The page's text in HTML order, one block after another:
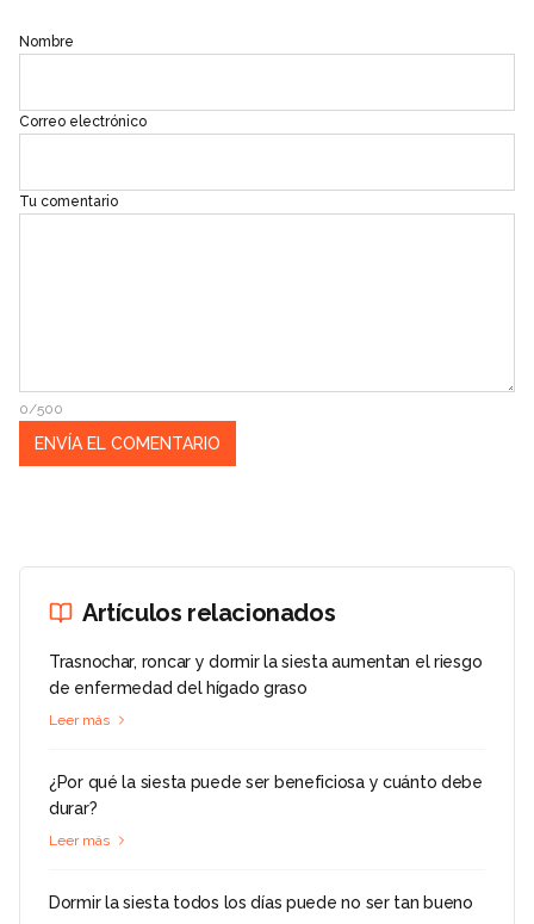
Nombre
Correo electrónico
Tu comentario
0/500
Artículos relacionados
Trasnochar, roncar y dormir la siesta aumentan el riesgo
de enfermedad del hígado graso
Leer más
¿Por qué la siesta puede ser beneficiosa y cuánto debe
durar?
Leer más
Dormir la siesta todos los días puede no ser tan bueno